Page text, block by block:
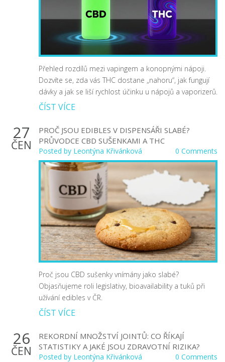
Přehled rozdílů mezi vapingem a konopnými nápoji.
Dozvíte se, zda vás THC dostane „nahoru“, jak fungují
dávky a jak se liší rychlost účinku u nápojů a vaporizerů.
ČÍST VÍCE
27
ČEN
PROČ JSOU EDIBLES V DISPENSÁŘI SLABÉ?
PRŮVODCE CBD SUŠENKAMI A THC
Posted by Leontýna Křivánková 0 Comments
Proč jsou CBD sušenky vnímány jako slabé?
Objasňujeme roli legislativy, bioavailability a tuků při
užívání edibles v ČR.
ČÍST VÍCE
26
ČEN
REKORDNÍ MNOŽSTVÍ JOINTŮ: CO ŘÍKAJÍ
STATISTIKY A JAKÉ JSOU ZDRAVOTNÍ RIZIKA?
Posted by Leontýna Křivánková 0 Comments